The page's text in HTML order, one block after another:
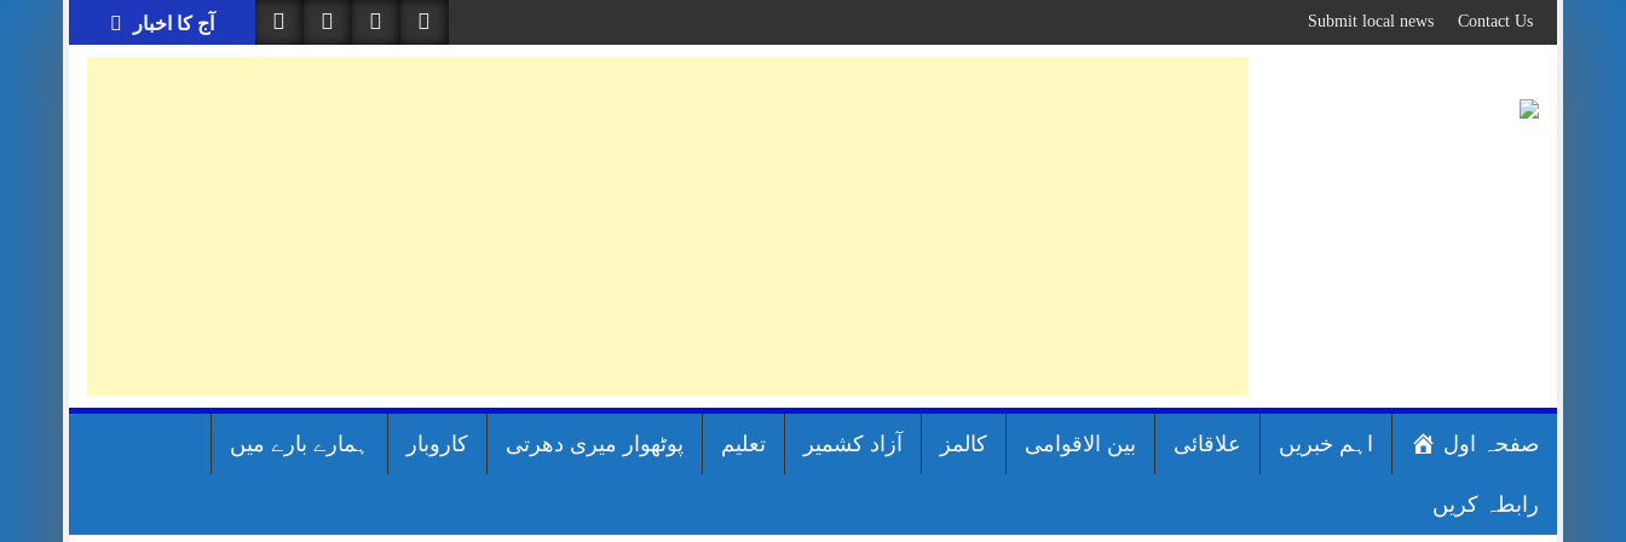
to
content
آج کا اخبار Contact Us
Submit local news
صفحہ اول اہم خبریں علاقائی بین الاقوامی کالمز آزاد کشمیر تعلیم پوٹھوار میری دھرتی کاروبار ہمارے بارے میں
رابطہ کریں